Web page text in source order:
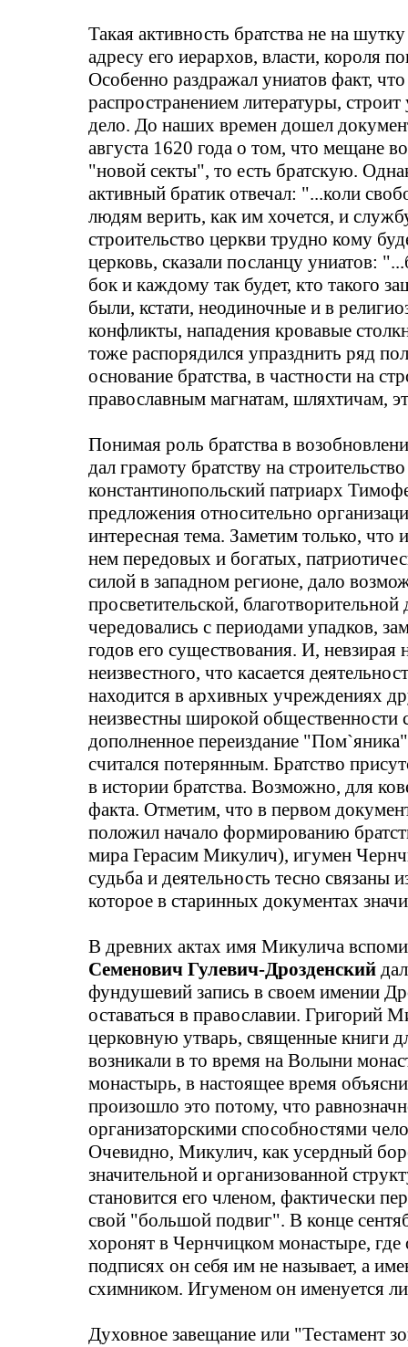
Такая активность братства не на
адресу его иерархов, власти, короля
Особенно раздражал униатов факт,
распространением литературы,
дело. До наших времен дошел
августа 1620 года о том, что мещане
"новой секты", то есть братскую.
активный братик отвечал: "...коли
людям верить, как им хочется, и
строительство церкви трудно кому
церковь, сказали посланцу униатов:
бок и каждому так будет, кто такого
были, кстати, неодиночные и в
конфликты, нападения кровавые
тоже распорядился упразднить ряд
основание братства, в частности на
православным магнатам, шляхтичам,
Понимая роль братства в
дал грамоту братству на
константинопольский патриарх
предложения относительно
интересная тема. Заметим только, что
нем передовых и богатых,
силой в западном регионе, дало
просветительской,
чередовались с периодами упадков,
годов его существования. И,
неизвестного, что касается
находится в архивных учреждениях
неизвестны широкой
дополненное переиздание "Пом`яника
считался потерянным. Братство
в истории братства. Возможно, для
факта. Отметим, что в первом
положил начало формированию
мира Герасим Микулич), игумен
судьба и деятельность тесно связаны
которое в старинных документах
В древних актах имя Микулича
СеменовичГулевич-Дрозденский
фундушевий запись в своем имении
оставаться в православии. Григорий
церковную утварь, священные книги
возникали в то время на Волыни
монастырь, в настоящее время
произошло это потому, что
организаторскими способностями
Очевидно, Микулич, как усердный
значительной и организованной
становится его членом, фактически
свой "большой подвиг". В конце
хоронят вЧернчицком монастыре,
подписях он себя им не называет, а
схимником. Игуменом он именуется
Духовное завещание или "Тестамент